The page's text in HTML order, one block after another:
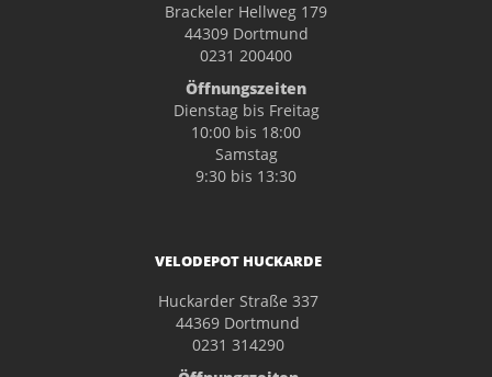
Brackeler Hellweg 179
44309 Dortmund
0231 200400
Öffnungszeiten
Dienstag bis Freitag
10:00 bis 18:00
Samstag
9:30 bis 13:30
VELODEPOT HUCKARDE
Huckarder Straße 337
44369 Dortmund
0231 314290